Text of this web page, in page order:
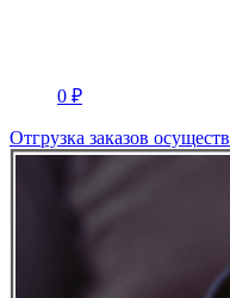
0 ₽
Отгрузка заказов